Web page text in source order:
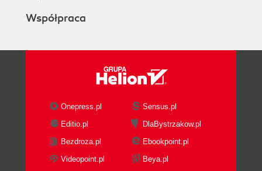
Współpraca
Onepress.pl
Sensus.pl
Editio.pl
DlaBystrzakow.pl
Bezdroza.pl
Ebookpoint.pl
Videopoint.pl
Beya.pl